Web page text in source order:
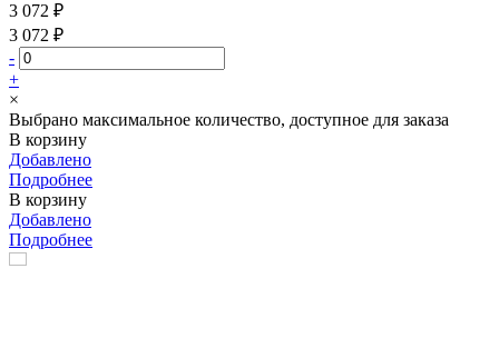
3 072 ₽
3 072 ₽
-
+
×
Выбрано максимальное количество, доступное для заказа
В корзину
Добавлено
Подробнее
В корзину
Добавлено
Подробнее